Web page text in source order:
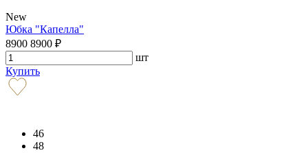
New
Юбка "Капелла"
8900 8900 ₽
шт
Купить
46
48